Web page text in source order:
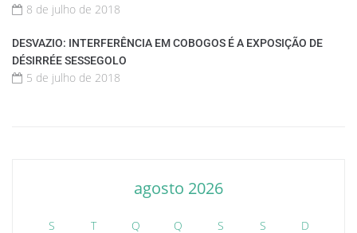
8 de julho de 2018
DESVAZIO: INTERFERÊNCIA EM COBOGOS É A EXPOSIÇÃO DE
DÉSIRRÉE SESSEGOLO
5 de julho de 2018
agosto 2026
S T Q Q S S D